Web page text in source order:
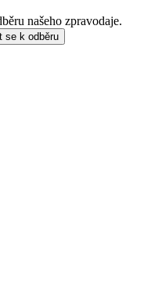
našeho zpravodaje.
se k odběru